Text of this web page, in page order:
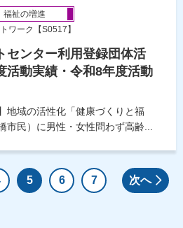
福祉の増進
ワーク【S0517】
センター利用登録団体活
活動実績・令和8年度活動
地域の活性化「健康づくりと福
市民）に男性・女性問わず高齢...
5 6 7 次へ